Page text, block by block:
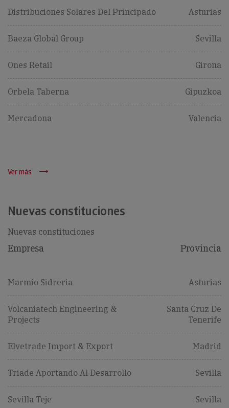
Distribuciones Solares Del Principado Asturias
Baeza Global Group Sevilla
Ones Retail Girona
Orbela Taberna Gipuzkoa
Mercadona Valencia
Ver más
Nuevas constituciones
Nuevas constituciones
Empresa Provincia
Marmio Sidreria Asturias
Volcaniatech Engineering &
Projects
Santa Cruz De
Tenerife
Elvetrade Import & Export Madrid
Triade Aportando Al Desarrollo Sevilla
Sevilla Teje Sevilla